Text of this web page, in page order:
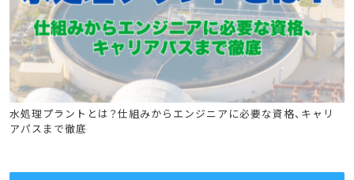
土木施工管理技士 管工事施工管理技士
水処理プラントとは？仕組みからエンジニアに必要な資格、キャリ
アパスまで徹底